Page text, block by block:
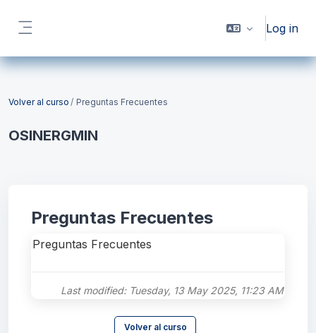
Log in
Blocks
Volver al curso Preguntas Frecuentes
OSINERGMIN
Preguntas Frecuentes
Preguntas Frecuentes
Last modified: Tuesday, 13 May 2025, 11:23 AM
Volver al curso